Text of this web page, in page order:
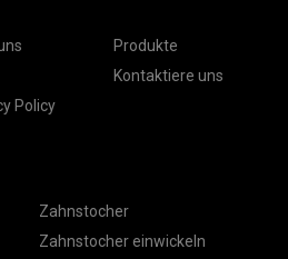
Produkte
Kontaktiere uns
Policy
Zahnstocher
Zahnstocher einwickeln